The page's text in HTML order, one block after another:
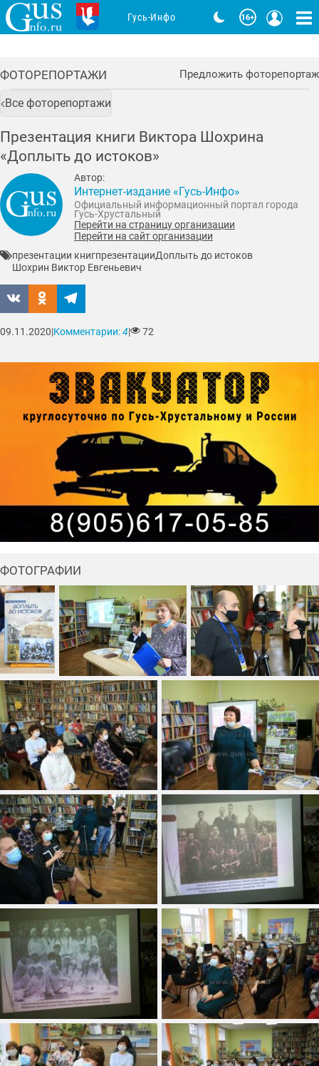
ФОТОРЕПОРТАЖИ Предложить фоторепортаж
Все фоторепортажи
Презентация книги Виктора Шохрина
«Доплыть до истоков»
Автор:
Интернет-издание «Гусь-Инфо»
Официальный информационный портал города
Гусь-Хрустальный
Перейти на страницу организации
Перейти на сайт организации
презентации книгпрезентацииДоплыть до истоков
Шохрин Виктор Евгеньевич
09.11.2020|Комментарии:4| 72
ФОТОГРАФИИ
Гусь-Инфо